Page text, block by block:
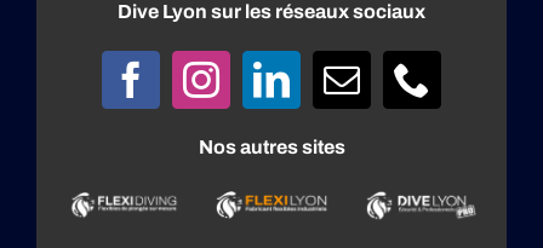
Dive Lyon sur les réseaux sociaux
Nos autres sites